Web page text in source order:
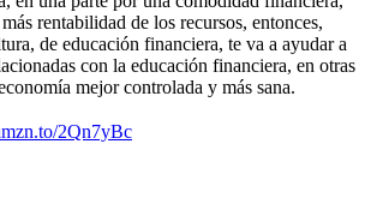
rentabilidad de los recursos, entonces,
de educación financiera, te va a ayudar a
con la educación financiera, en otras
mejor controlada y más sana.
2Qn7yBc